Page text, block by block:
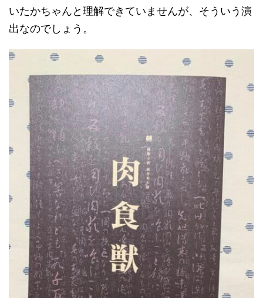
いたかちゃんと理解できていませんが、そういう演
出なのでしょう。